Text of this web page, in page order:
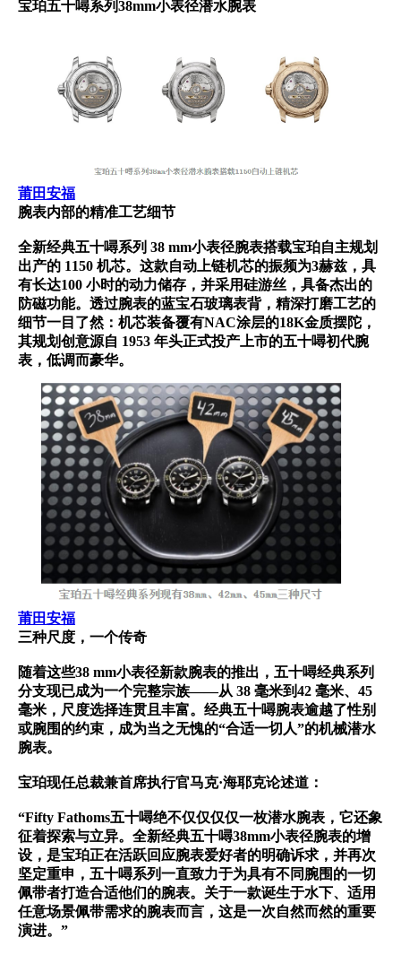
宝珀五十噚系列38mm小表径潜水腕表
莆田安福
腕表内部的精准工艺细节
全新经典五十噚系列 38 mm小表径腕表搭载宝珀自主规划
出产的 1150 机芯。这款自动上链机芯的振频为3赫兹，具
有长达100 小时的动力储存，并采用硅游丝，具备杰出的
防磁功能。透过腕表的蓝宝石玻璃表背，精深打磨工艺的
细节一目了然：机芯装备覆有NAC涂层的18K金质摆陀，
其规划创意源自 1953 年头正式投产上市的五十噚初代腕
表，低调而豪华。
莆田安福
三种尺度，一个传奇
随着这些38 mm小表径新款腕表的推出，五十噚经典系列
分支现已成为一个完整宗族——从 38 毫米到42 毫米、45
毫米，尺度选择连贯且丰富。经典五十噚腕表逾越了性别
或腕围的约束，成为当之无愧的“合适一切人”的机械潜水
腕表。
宝珀现任总裁兼首席执行官马克·海耶克论述道：
“Fifty Fathoms五十噚绝不仅仅仅仅一枚潜水腕表，它还象
征着探索与立异。全新经典五十噚38mm小表径腕表的增
设，是宝珀正在活跃回应腕表爱好者的明确诉求，并再次
坚定重申，五十噚系列一直致力于为具有不同腕围的一切
佩带者打造合适他们的腕表。关于一款诞生于水下、适用
任意场景佩带需求的腕表而言，这是一次自然而然的重要
演进。”